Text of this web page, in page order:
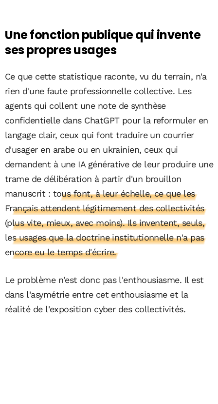
Une fonction publique qui invente
ses propres usages
Ce que cette statistique raconte, vu du terrain, n'a
rien d'une faute professionnelle collective. Les
agents qui collent une note de synthèse
confidentielle dans ChatGPT pour la reformuler en
langage clair, ceux qui font traduire un courrier
d'usager en arabe ou en ukrainien, ceux qui
demandent à une IA générative de leur produire une
trame de délibération à partir d'un brouillon
manuscrit : tous font, à leur échelle, ce que les
Français attendent légitimement des collectivités
(plus vite, mieux, avec moins). Ils inventent, seuls,
les usages que la doctrine institutionnelle n'a pas
encore eu le temps d'écrire.
Le problème n'est donc pas l'enthousiasme. Il est
dans l'asymétrie entre cet enthousiasme et la
réalité de l'exposition cyber des collectivités.